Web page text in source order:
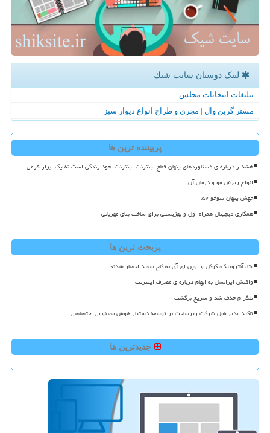
لینک دوستان سایت شیك
تبلیغات انتخابات مجلس
مستر گرین وال | مجری و طراح انواع دیوار سبز
پربیننده ترین ها
هشدار درباره ی دستاوردهای پنهان قطع اینترنت اینترنت، خود زندگی است نه یک ابزار فرعی
انواع ریزش مو و درمان آن
جهش پنهان سوخو ۵۷
همکاری دیجیتال همراه اول و بهزیستی برای ساخت بنای مهربانی
پربحث ترین ها
متا، آنتروپیک، گوگل و اوپن ای آی به کاخ سفید احضار شدند
واکنش ایرانسل به ابهام درباره ی مصرف اینترنت
تلگرام حذف شد و سریع برگشت
تاکید مدیرعامل شرکت زیرساخت بر توسعه دستیار هوش مصنوعی اختصاصی
جدیدترین ها